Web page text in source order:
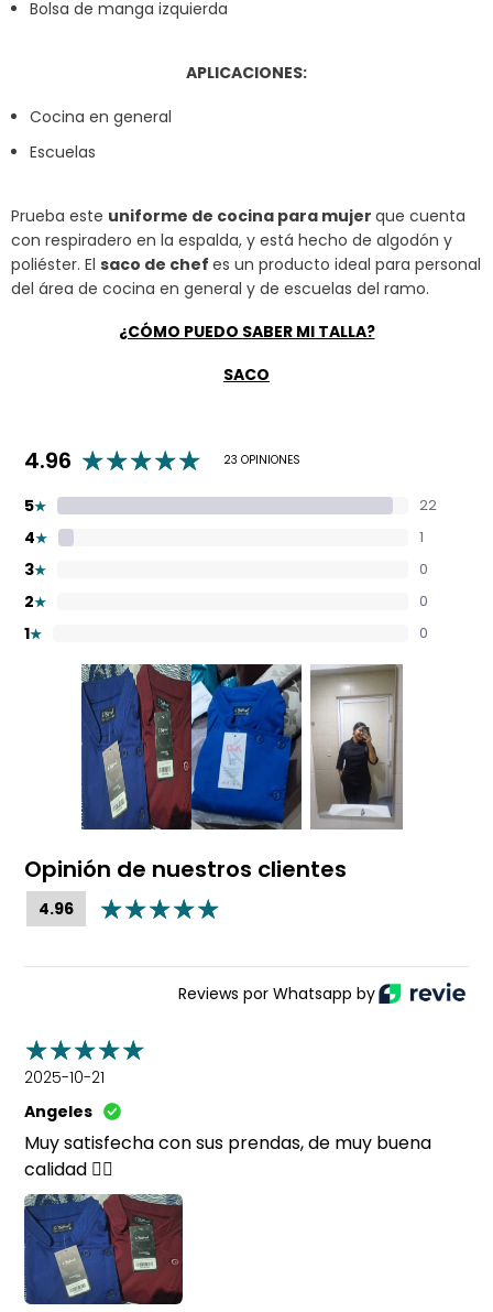
Bolsa de manga izquierda
APLICACIONES:
Cocina en general
Escuelas
Prueba este uniforme de cocina para mujer que cuenta
con respiradero en la espalda, y está hecho de algodón y
poliéster. El saco de chef es un producto ideal para personal
del área de cocina en general y de escuelas del ramo.
¿CÓMO PUEDO SABER MI TALLA?
SACO
4.96 23 OPINIONES
5★ 22
4★ 1
3★ 0
2★ 0
1★ 0
Opinión de nuestros clientes
4.96
Reviews por Whatsapp by
2025-10-21
Angeles
Muy satisfecha con sus prendas, de muy buena
calidad 👍🏼